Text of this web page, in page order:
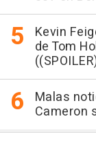
Kevin
de Tom
Malas
Cameron